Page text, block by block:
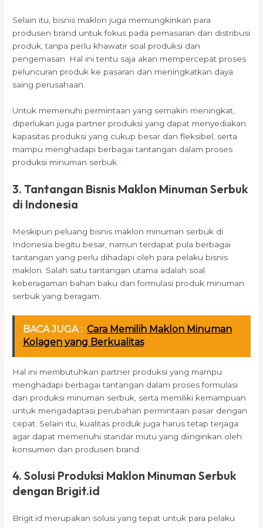
Selain itu, bisnis maklon juga memungkinkan para
produsen brand untuk fokus pada pemasaran dan distribusi
produk, tanpa perlu khawatir soal produksi dan
pengemasan. Hal ini tentu saja akan mempercepat proses
peluncuran produk ke pasaran dan meningkatkan daya
saing perusahaan.
Untuk memenuhi permintaan yang semakin meningkat,
diperlukan juga partner produksi yang dapat menyediakan
kapasitas produksi yang cukup besar dan fleksibel, serta
mampu menghadapi berbagai tantangan dalam proses
produksi minuman serbuk.
3. Tantangan Bisnis Maklon Minuman Serbuk
di Indonesia
Meskipun peluang bisnis maklon minuman serbuk di
Indonesia begitu besar, namun terdapat pula berbagai
tantangan yang perlu dihadapi oleh para pelaku bisnis
maklon. Salah satu tantangan utama adalah soal
keberagaman bahan baku dan formulasi produk minuman
serbuk yang beragam.
BACA JUGA : Cara Memilih Maklon Minuman
Kolagen yang Berkualitas
Hal ini membutuhkan partner produksi yang mampu
menghadapi berbagai tantangan dalam proses formulasi
dan produksi minuman serbuk, serta memiliki kemampuan
untuk mengadaptasi perubahan permintaan pasar dengan
cepat. Selain itu, kualitas produk juga harus tetap terjaga
agar dapat memenuhi standar mutu yang diinginkan oleh
konsumen dan produsen brand.
4. Solusi Produksi Maklon Minuman Serbuk
dengan Brigit.id
Brigit.id merupakan solusi yang tepat untuk para pelaku